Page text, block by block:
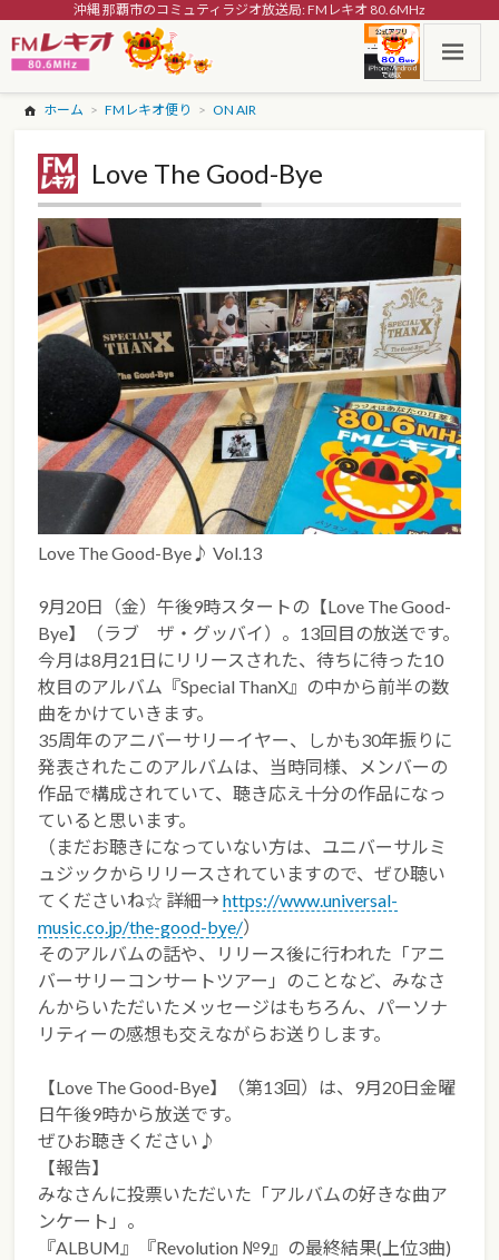
沖縄 那覇市のコミュティラジオ放送局: FMレキオ 80.6MHz
ホーム FMレキオ便り ON AIR
Love The Good-Bye
Love The Good-Bye♪ Vol.13
9月20日（金）午後9時スタートの【Love The Good-
Bye】（ラブ ザ・グッバイ）。13回目の放送です。
今月は8月21日にリリースされた、待ちに待った10
枚目のアルバム『Special ThanX』の中から前半の数
曲をかけていきます。
35周年のアニバーサリーイヤー、しかも30年振りに
発表されたこのアルバムは、当時同様、メンバーの
作品で構成されていて、聴き応え十分の作品になっ
ていると思います。
（まだお聴きになっていない方は、ユニバーサルミ
ュジックからリリースされていますので、ぜひ聴い
てくださいね☆ 詳細→https://www.universal-
music.co.jp/the-good-bye/）
そのアルバムの話や、リリース後に行われた「アニ
バーサリーコンサートツアー」のことなど、みなさ
んからいただいたメッセージはもちろん、パーソナ
リティーの感想も交えながらお送りします。
【Love The Good-Bye】（第13回）は、9月20日金曜
日午後9時から放送です。
ぜひお聴きください♪
【報告】
みなさんに投票いただいた「アルバムの好きな曲ア
ンケート」。
『ALBUM』『Revolution №9』の最終結果(上位3曲)